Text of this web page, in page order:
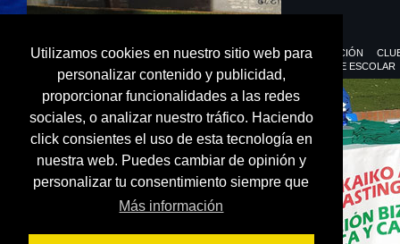
Utilizamos cookies en nuestro sitio web para
personalizar contenido y publicidad,
proporcionar funcionalidades a las redes
sociales, o analizar nuestro tráfico. Haciendo
click consientes el uso de esta tecnología en
nuestra web. Puedes cambiar de opinión y
personalizar tu consentimiento siempre que
Más información
FEDERACIÓN
DEPORTE ESCOLAR